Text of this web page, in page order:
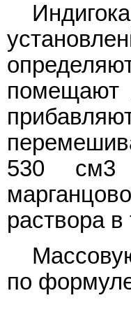
помещают
530 см3
раствора
по